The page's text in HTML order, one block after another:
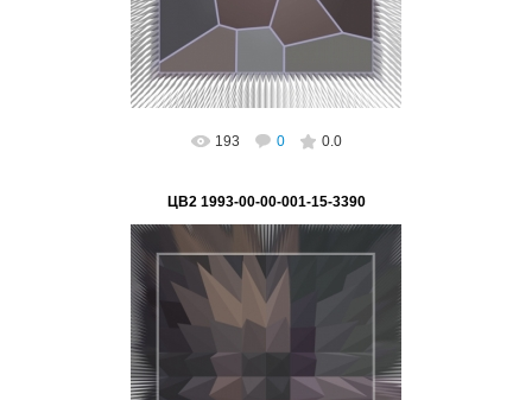
ВетВиктор
193 0 0.0
ЦВ2 1993-00-00-001-15-3390
02.03.2023
"Шипы ГЛОБАЛИЗАЦИИ мет2" Серия "Цифра
- основа глобализации"
Подпись на картине: нет, возможно